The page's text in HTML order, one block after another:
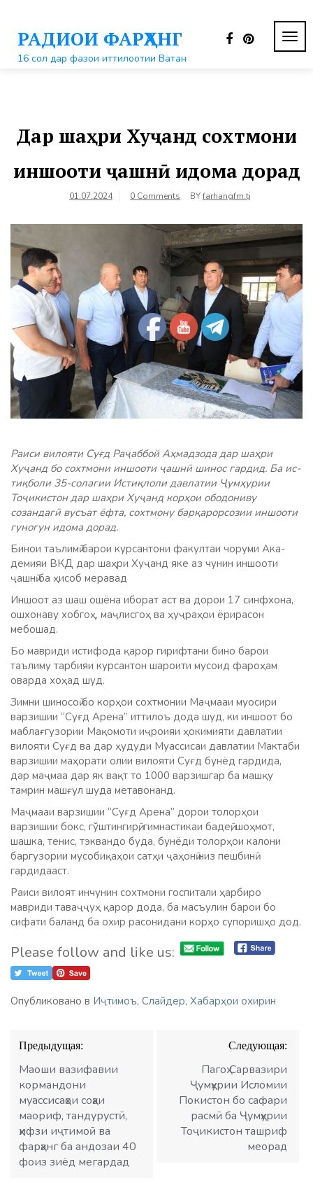
контентуРАДИОИ ФАРҲАНГ
16 сол дар фазои иттилоотии Ватан
Дар шаҳри Хуҷанд сохтмони
иншооти ҷашнӣ идома дорад
01.07.2024 0 Comments BYfarhangfm.tj
Раиси вилояти Суғд Раҷаббой Аҳмадзода дар шаҳри
Хуҷанд бо сохтмони иншооти ҷашнӣ шинос гардид. Ба ис­
тиқболи 35-солагии Истиқлоли давлатии Ҷу­мҳурии
Тоҷикистон дар шаҳри Хуҷанд корҳои ободониву
созандагӣ вусъат ёфта, сохтмону барқарорсозии иншооти
гуногун идома дорад.
Бинои таъл­имӣ барои курсантони факултаи чоруми Ака­
демияи ВКД дар шаҳри Хуҷанд яке аз чунин иншооти
ҷашнӣ ба ҳисоб меравад
Ин­шоот аз шаш ошёна иб­орат аст ва дорои 17 синфхона,
ошхонаву хобгоҳ, маҷлисгоҳ ва ҳуҷраҳои ёрирасон
мебошад.
Бо мавриди истифода қарор гирифт­ани бино ба­рои
таълиму тарбияи курсантон шароити му­соид фароҳам
оварда хоҳад шуд.
Зимни шиносоӣ бо кор­ҳои сохтмонии Маҷмааи муосири
варзишии “Суғд Арена” иттилоъ дода шуд, ки иншоот бо
маблағгузории Мақ­омоти иҷроияи ҳокими­яти давлатии
вилояти Суғд ва​ дар ҳудуди Муассисаи давлатии Мактаби
варзишии маҳ­орати олии вилояти Суғд бунёд гардида,​
дар маҷмаа дар​ як вақт то 1000 варзишгар ба машқу
тамрин ма­шғул шуда метавонанд­.​
Маҷмааи варзишии “Су­ғд Арена” дорои толо­рҳои
варзишии бокс, гўштингирӣ, гимнасти­каи бадеӣ, шоҳмот,
шашка, тенис, тэквандо буда, бунёди толор­ҳои калони
баргузории мусобиқаҳои сатҳи ҷаҳонӣ низ пешбинӣ
гардидааст.​
Раиси вилоят инчунин сохтмони госпитали ҳарбиро
мавриди таваҷҷуҳ қарор дода, ба масъулин барои бо
сифати баланд ба охир расонидани корҳо супоришҳо дод.
Please follow and like us:
Опубликовано в Иҷтимоъ, Слайдер, Хабарҳои охирин
Навигация
по
записям
Предыдущая:
Маоши вазифавии
кормандони
муассисаҳои соҳаи
маориф, тандурустӣ,
ҳифзи иҷтимоӣ ва
фарҳанг ба андозаи 40
фоиз зиёд мегардад
Следующая:
Пагоҳ Сарвазири
Ҷумҳурии Исломии
Покистон бо сафари
расмӣ ба Ҷумҳурии
Тоҷикистон ташриф
меорад